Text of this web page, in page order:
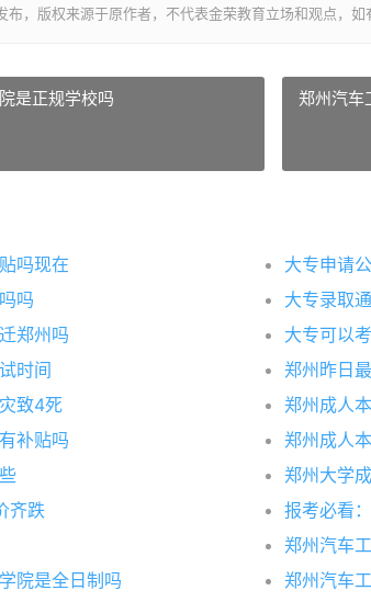
布，版权来源于原作者，不代表金荣教育立场和观点，如
是正规学校吗 郑州汽车
吗现在
大专申请
吗
大专录取
郑州吗
大专可以
时间
郑州昨日
致4死
郑州成人
补贴吗
郑州成人
郑州大学
齐跌
报考必看
郑州汽车
院是全日制吗
郑州汽车